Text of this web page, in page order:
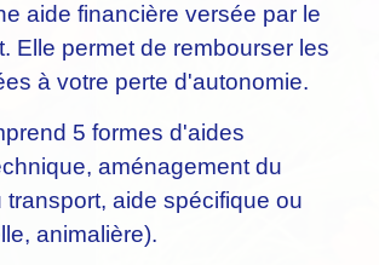
aide financière versée par le
Elle permet de rembourser les
à votre perte d'autonomie.
5 formes d'aides
aménagement du
transport, aide spécifique ou
animalière).